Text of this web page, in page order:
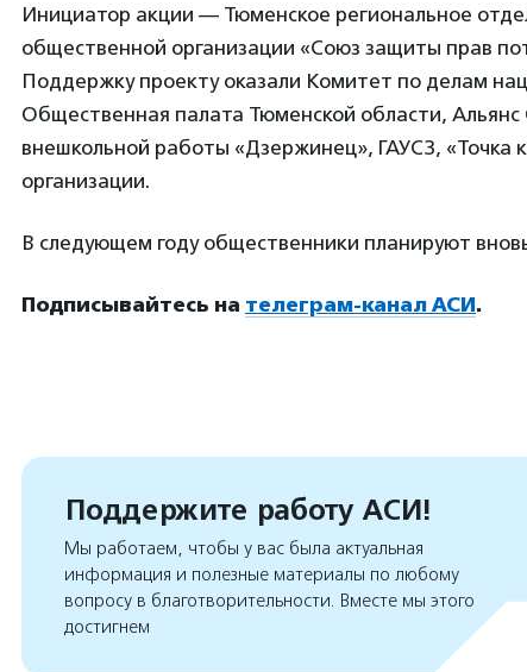
Инициатор акции — Тюменское региональное
общественной организации «Союз защиты прав
Поддержку проекту оказали Комитет по делам
Общественная палата Тюменской области,
внешкольной работы «Дзержинец», ГАУСЗ, «Точка
организации.
В следующем году общественники планируют
Подписывайтесь на телеграм-канал АСИ.
Поддержите работу АСИ!
Мы работаем, чтобы у вас была актуальная
информация и полезные материалы по любому
вопросу в благотворительности. Вместе мы этого
достигнем